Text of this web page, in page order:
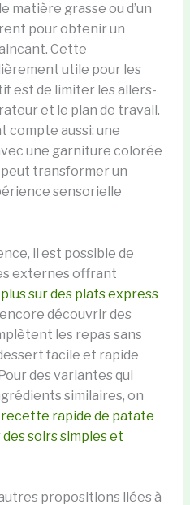
matière grasse ou d’un
pour obtenir un
Cette
utile pour les
est de limiter les allers-
et le plan de travail.
compte aussi: une
une garniture colorée
peut transformer un
sensorielle
il est possible de
externes offrant
sur des plats express
découvrir des
les repas sans
facile et rapide
des variantes qui
similaires, on
recette rapide de patate
des soirs simples et
propositions liées à